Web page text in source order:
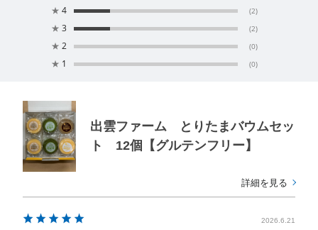
★ 4 (2)
★ 3 (2)
★ 2 (0)
★ 1 (0)
出雲ファーム とりたまバウムセッ
ト 12個【グルテンフリー】
詳細を見る
2026.6.21